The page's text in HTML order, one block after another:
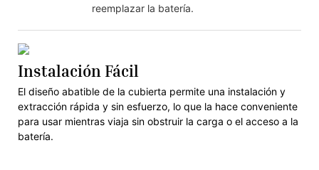
reemplazar la batería.
Instalación Fácil
El diseño abatible de la cubierta permite una instalación y
extracción rápida y sin esfuerzo, lo que la hace conveniente
para usar mientras viaja sin obstruir la carga o el acceso a la
batería.